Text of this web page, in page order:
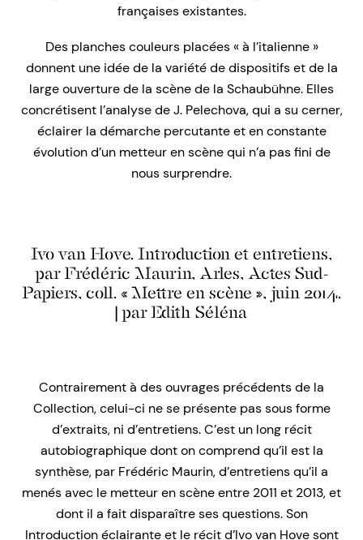
françaises existantes.
Des planches couleurs placées « à l’italienne »
donnent une idée de la variété de dispositifs et de la
large ouverture de la scène de la Schaubühne. Elles
concrétisent l’analyse de J. Pelechova, qui a su cerner,
éclairer la démarche percutante et en constante
évolution d’un metteur en scène qui n’a pas fini de
nous surprendre.
Ivo van Hove. Introduction et entretiens,
par Frédéric Maurin, Arles, Actes Sud-
Papiers, coll. « Mettre en scène », juin 2014.
| par Edith Séléna
Contrairement à des ouvrages précédents de la
Collection, celui-ci ne se présente pas sous forme
d’extraits, ni d’entretiens. C’est un long récit
autobiographique dont on comprend qu’il est la
synthèse, par Frédéric Maurin, d’entretiens qu’il a
menés avec le metteur en scène entre 2011 et 2013, et
dont il a fait disparaître ses questions. Son
Introduction éclairante et le récit d’Ivo van Hove sont